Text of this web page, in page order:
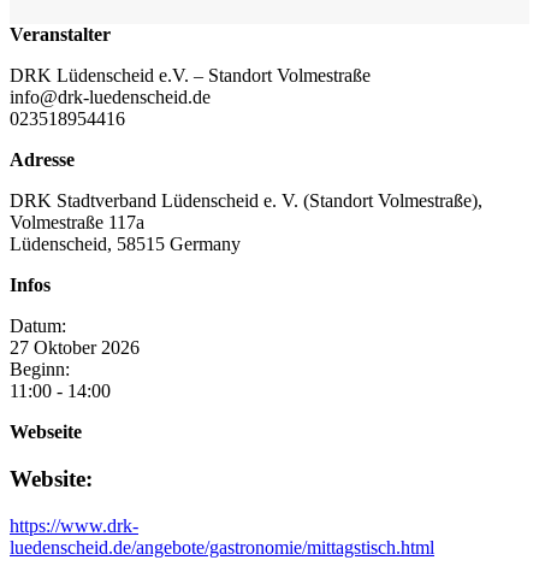
Veranstalter
DRK Lüdenscheid e.V. – Standort Volmestraße
info@drk-luedenscheid.de
023518954416
Adresse
DRK Stadtverband Lüdenscheid e. V. (Standort Volmestraße),
Volmestraße 117a
Lüdenscheid, 58515 Germany
Infos
Datum:
27 Oktober 2026
Beginn:
11:00 - 14:00
Webseite
Website:
https://www.drk-
luedenscheid.de/angebote/gastronomie/mittagstisch.html